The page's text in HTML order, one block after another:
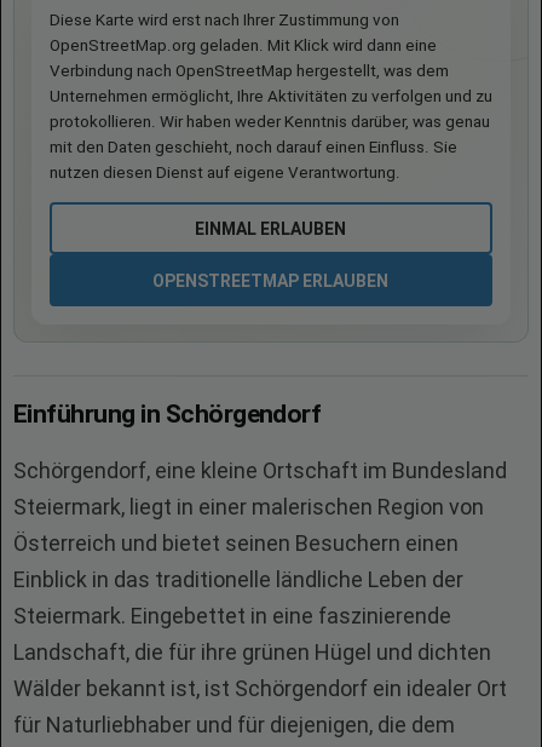
Diese Karte wird erst nach Ihrer Zustimmung von
OpenStreetMap.org geladen. Mit Klick wird dann eine
Verbindung nach OpenStreetMap hergestellt, was dem
Unternehmen ermöglicht, Ihre Aktivitäten zu verfolgen und zu
protokollieren. Wir haben weder Kenntnis darüber, was genau
mit den Daten geschieht, noch darauf einen Einfluss. Sie
nutzen diesen Dienst auf eigene Verantwortung.
EINMAL ERLAUBEN
OPENSTREETMAP ERLAUBEN
Einführung in Schörgendorf
Schörgendorf, eine kleine Ortschaft im Bundesland
Steiermark, liegt in einer malerischen Region von
Österreich und bietet seinen Besuchern einen
Einblick in das traditionelle ländliche Leben der
Steiermark. Eingebettet in eine faszinierende
Landschaft, die für ihre grünen Hügel und dichten
Wälder bekannt ist, ist Schörgendorf ein idealer Ort
für Naturliebhaber und für diejenigen, die dem